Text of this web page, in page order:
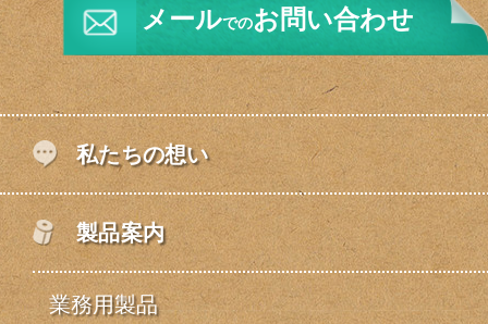
メールでのお問い合わせ
私たちの想い
製品案内
業務用製品